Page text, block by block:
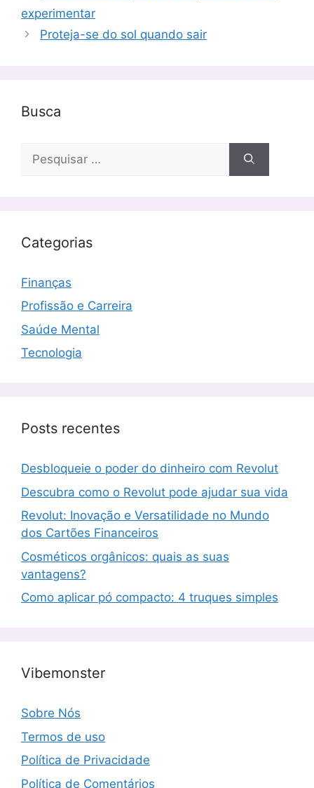
experimentar
Proteja-se do sol quando sair
Busca
por:
Categorias
Finanças
Profissão e Carreira
Saúde Mental
Tecnologia
Posts recentes
Desbloqueie o poder do dinheiro com Revolut
Descubra como o Revolut pode ajudar sua vida
Revolut: Inovação e Versatilidade no Mundo
dos Cartões Financeiros
Cosméticos orgânicos: quais as suas
vantagens?
Como aplicar pó compacto: 4 truques simples
Vibemonster
Sobre Nós
Termos de uso
Política de Privacidade
Política de Comentários